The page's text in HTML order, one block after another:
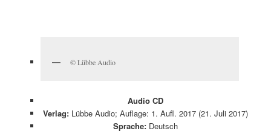
© Lübbe Audio
Audio CD
Verlag:Lübbe Audio; Auflage: 1. Aufl. 2017 (21. Juli 2017)
Sprache:Deutsch